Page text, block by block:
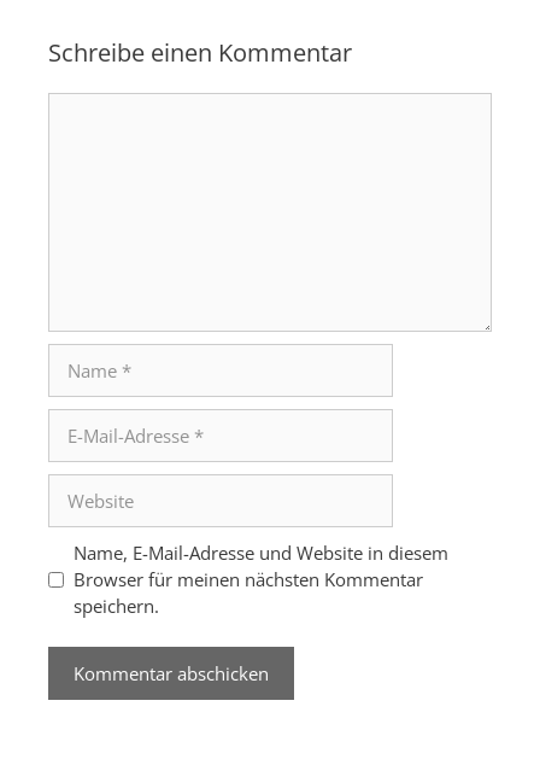
Schreibe einen Kommentar
Mail-
Adresse
Name, E-Mail-Adresse und Website in diesem
Browser für meinen nächsten Kommentar
speichern.